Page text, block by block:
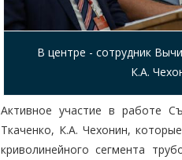
В центре - сотрудник
К.А.
Активное участие в работе
Ткаченко, К.А. Чехонин,
криволинейного сегмента